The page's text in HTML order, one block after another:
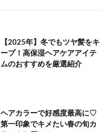
【2025年】冬でもツヤ髪をキ
ープ！高保湿ヘアケアアイテ
ムのおすすめを厳選紹介
ヘアカラーで好感度最高に♡
第一印象でキメたい春の旬カ